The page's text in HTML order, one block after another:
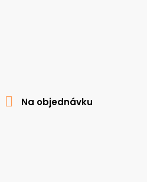
 Na objednávku